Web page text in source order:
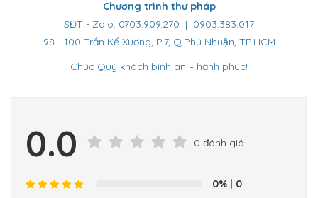
Chương trình thư pháp
SĐT - Zalo: 0703.909.270 | 0903.383.017
98 - 100 Trần Kế Xương, P.7, Q.Phú Nhuận, TP.HCM
Chúc Quý khách bình an – hạnh phúc!
0.0 0 đánh giá
0% | 0